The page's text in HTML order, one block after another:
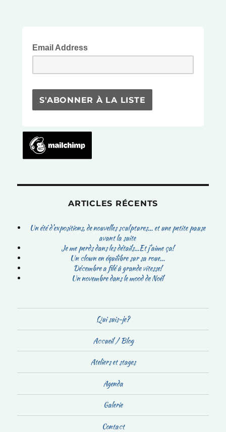
Email Address
ARTICLES RÉCENTS
Un été d’expositions, de nouvelles sculptures… et une petite pause
avant la suite
Je me perds dans les détails…Et j’aime ça!
Un clown en équilibre sur sa roue…
Décembre a filé à grande vitesse!
Un novembre dans le mood de Noël
Qui suis-je?
Accueil / Blog
Ateliers et stages
Agenda
Galerie
Contact